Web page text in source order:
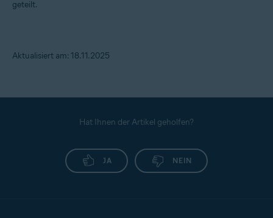
geteilt.
Aktualisiert am: 18.11.2025
Hat Ihnen der Artikel geholfen?
JA NEIN